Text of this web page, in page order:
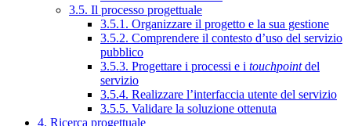
3.5. Il processo progettuale
3.5.1. Organizzare il progetto e la sua gestione
3.5.2. Comprendere il contesto d’uso del servizio
pubblico
3.5.3. Progettare i processi e i touchpointdel
servizio
3.5.4. Realizzare l’interfaccia utente del servizio
3.5.5. Validare la soluzione ottenuta
4. Ricerca progettuale